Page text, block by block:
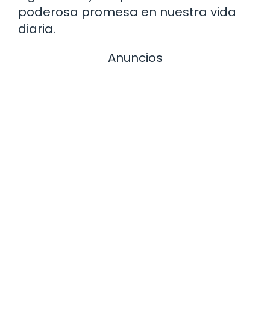
poderosa promesa en nuestra vida
diaria.
Anuncios